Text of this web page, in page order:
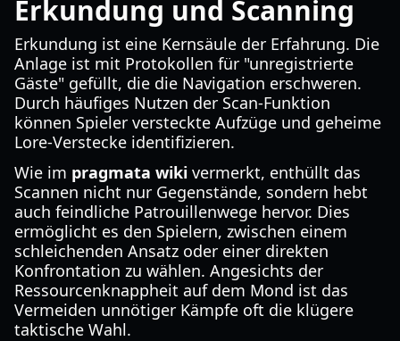
Erkundung und Scanning
Erkundung ist eine Kernsäule der Erfahrung. Die
Anlage ist mit Protokollen für "unregistrierte
Gäste" gefüllt, die die Navigation erschweren.
Durch häufiges Nutzen der Scan-Funktion
können Spieler versteckte Aufzüge und geheime
Lore-Verstecke identifizieren.
Wie im pragmata wiki vermerkt, enthüllt das
Scannen nicht nur Gegenstände, sondern hebt
auch feindliche Patrouillenwege hervor. Dies
ermöglicht es den Spielern, zwischen einem
schleichenden Ansatz oder einer direkten
Konfrontation zu wählen. Angesichts der
Ressourcenknappheit auf dem Mond ist das
Vermeiden unnötiger Kämpfe oft die klügere
taktische Wahl.